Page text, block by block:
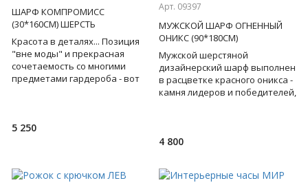
ШАРФ КОМПРОМИСС
(30*160СМ) ШЕРСТЬ
Красота в деталях... Позиция
"вне моды" и прекрасная
сочетаемость со многими
предметами гардероба - вот
5 250
Арт. 09397
МУЖСКОЙ ШАРФ ОГНЕННЫЙ
ОНИКС (90*180СМ)
Мужской шерстяной
дизайнерский шарф выполнен
в расцветке красного оникса -
камня лидеров и победителей,
4 800